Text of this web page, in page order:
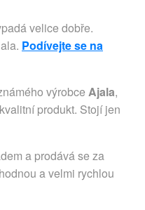
velice dobře.
Podívejte se na
výrobce Ajala,
produkt. Stojí jen
a prodává se za
a velmi rychlou